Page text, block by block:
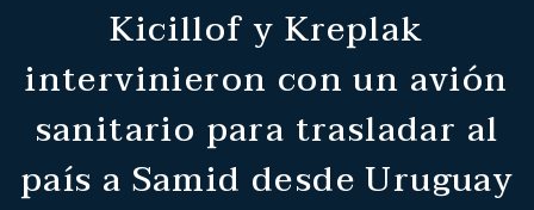
Kicillof y Kreplak
intervinieron con un avión
sanitario para trasladar al
país a Samid desde Uruguay